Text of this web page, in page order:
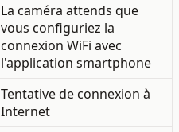
La caméra attends que
vous configuriez la
connexion WiFi avec
l'application smartphone
Tentative de connexion à
Internet